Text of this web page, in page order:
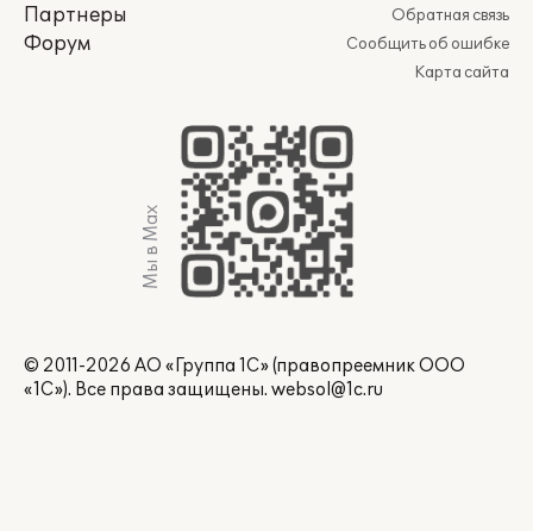
Партнеры
Форум
Обратная связь
Сообщить об ошибке
Карта сайта
Мы в Max
© 2011-2026 АО «Группа 1С» (правопреемник ООО
«1С»). Все права защищены. websol@1c.ru